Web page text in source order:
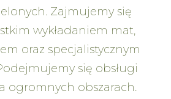
Zajmujemy się
wykładaniem mat,
oraz specjalistycznym
się obsługi
ogromnych obszarach.